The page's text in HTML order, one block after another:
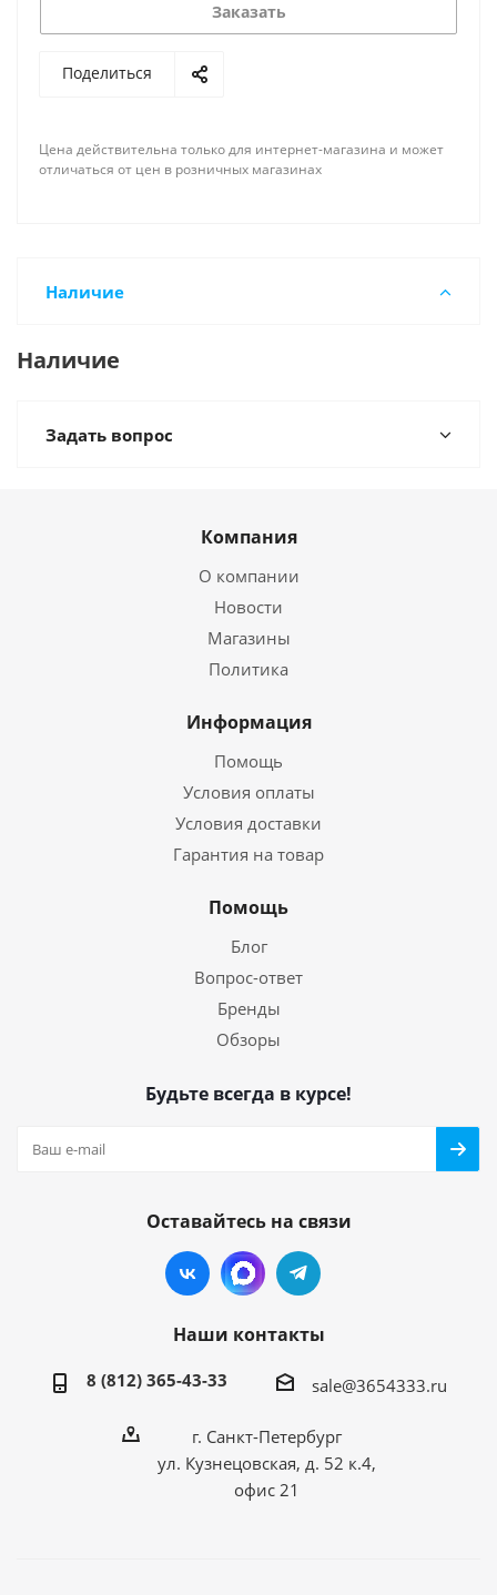
Заказать
Поделиться
Цена действительна только для интернет-магазина и может
отличаться от цен в розничных магазинах
Наличие
Наличие
Задать вопрос
Компания
О компании
Новости
Магазины
Политика
Информация
Помощь
Условия оплаты
Условия доставки
Гарантия на товар
Помощь
Блог
Вопрос-ответ
Бренды
Обзоры
Будьте всегда в курсе!
Оставайтесь на связи
Наши контакты
8 (812) 365-43-33 sale@3654333.ru
г. Санкт-Петербург
ул. Кузнецовская, д. 52 к.4,
офис 21